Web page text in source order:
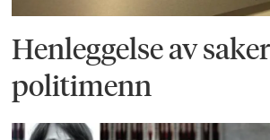
Henleggelse av
politimenn